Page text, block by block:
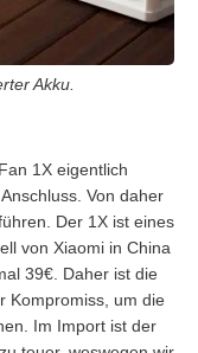
Akku.
1X eigentlich
Von daher
Der 1X ist eines
von Xiaomi in China
39€. Daher ist die
Kompromiss, um die
Im Import ist der